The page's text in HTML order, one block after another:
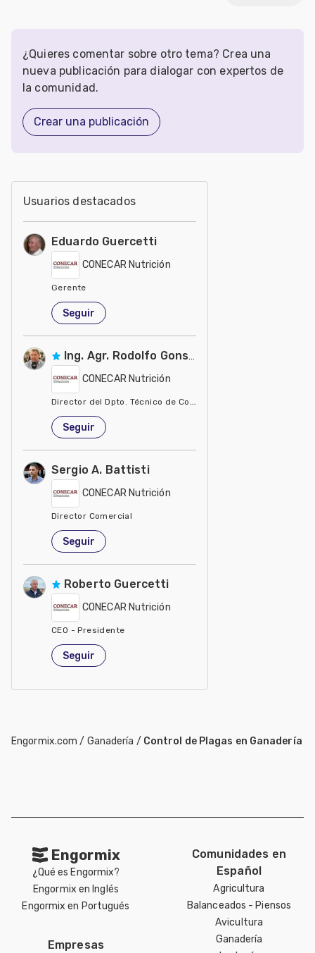
¿Quieres comentar sobre otro tema? Crea una
nueva publicación para dialogar con expertos de
la comunidad.
Crear una publicación
Usuarios destacados
Eduardo Guercetti
CONECAR Nutrición
Gerente
Argentina
Seguir
Ing. Agr. Rodolfo Gonsolin
CONECAR Nutrición
Director del Dpto. Técnico de Conecar Nutrición
Argentina
Seguir
Sergio A. Battisti
CONECAR Nutrición
Director Comercial
Argentina
Seguir
Roberto Guercetti
CONECAR Nutrición
CEO - Presidente
Argentina
Seguir
Engormix.com / Ganadería / Control de Plagas en Ganadería
Engormix
¿Qué es Engormix?
Engormix en Inglés
Engormix en Portugués
Empresas
Comunidades en
Español
Agricultura
Balanceados - Piensos
Avicultura
Ganadería